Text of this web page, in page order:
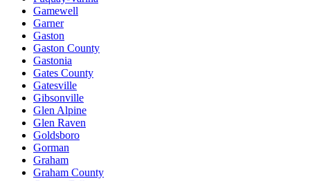
Gamewell
Garner
Gaston
Gaston County
Gastonia
Gates County
Gatesville
Gibsonville
Glen Alpine
Glen Raven
Goldsboro
Gorman
Graham
Graham County